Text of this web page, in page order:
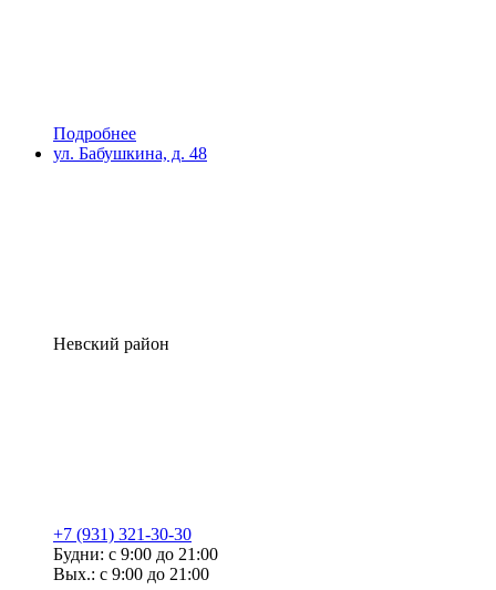
Подробнее
ул. Бабушкина, д. 48
Невский район
+7 (931) 321-30-30
Будни: с 9:00 до 21:00
Вых.: с 9:00 до 21:00